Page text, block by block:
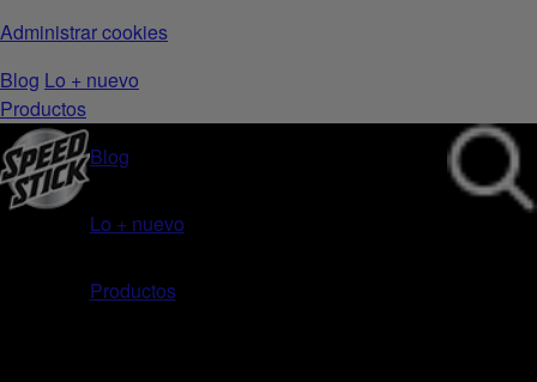
Administrar cookies
Blog Lo + nuevo
Productos
Blog
Lo + nuevo
Productos